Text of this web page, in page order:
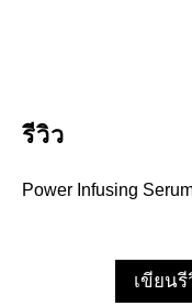
รีวิว
Power Infusing
เขียน